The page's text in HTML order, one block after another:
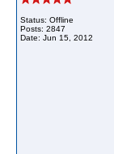
Status: Offline
Posts: 2847
Date: Jun 15, 2012